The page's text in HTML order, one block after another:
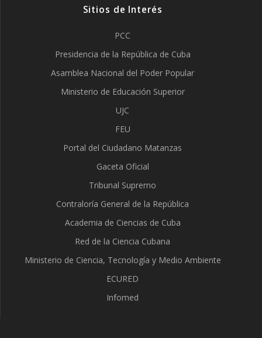
Sitios de Interés
PCC
Presidencia de la República de Cuba
Asamblea Nacional del Poder Popular
Ministerio de Educación Superior
UJC
FEU
Portal del Ciudadano Matanzas
Gaceta Oficial
Tribunal Supremo
Contraloría General de la República
Academia de Ciencias de Cuba
Red de la Ciencia Cubana
Ministerio de Ciencia, Tecnología y Medio Ambiente
ECURED
Infomed